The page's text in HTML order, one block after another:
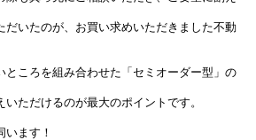
だいたのが、お買い求めいただきました不動
ところを組み合わせた「セミオーダー型」の
ただけるのが最大のポイントです。
ます！